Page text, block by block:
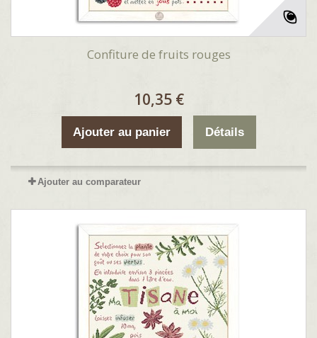
Confiture de fruits rouges
10,35 €
Ajouter au panier Détails
Ajouter au comparateur